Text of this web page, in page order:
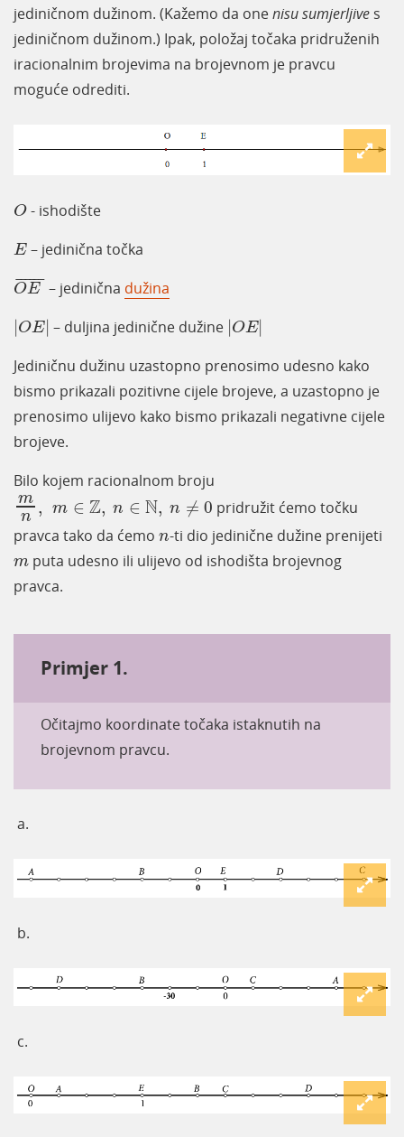
jediničnom dužinom. (Kažemo da onenisu sumjerljive s
jediničnom dužinom.) Ipak, položaj točaka pridruženih
iracionalnim brojevima na brojevnom je pravcu
moguće odrediti.
O
O- ishodište
E
E– jedinična točka
¯¯¯¯¯¯
OE
OE¯– jedinična dužina
OE|
OE – duljina jedinične dužine OE|
OE
Jediničnu dužinu uzastopno prenosimo udesno kako
bismo prikazali pozitivne cijele brojeve, a uzastopno je
prenosimo ulijevo kako bismo prikazali negativne cijele
brojeve.
Bilo kojem racionalnom broju
m
n , m ∈ Z, n ∈ N, n ≠ 0
mn ,m∈Z ,n∈N, n≠0
pridružit ćemo točku
pravca tako da ćemo n
n-ti dio jedinične dužine prenijeti
m
m puta udesno ili ulijevo od ishodišta brojevnog
pravca.
Primjer 1.
Očitajmo koordinate točaka istaknutih na
brojevnom pravcu.
a.
b.
c.